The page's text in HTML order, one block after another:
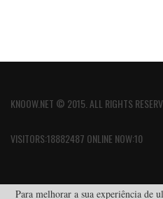
KNOOW.NET © 2015. ALL RIGHTS
VISITORS:18882487 ONLINE NOW:10
Para melhorar a sua experiência de